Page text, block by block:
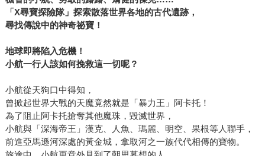
「X尋寶探險隊」探索散落世界各地的古代遺跡，
尋找傳說中的神奇祕寶！
地球即將陷入危機！
小航一行人該如何挽救這一切呢？
小航從天狗口中得知，
曾掀起世界大戰的天魔竟然就是「暴力王」阿卡托！
為了阻止阿卡托搶奪其他魔珠，毀滅世界，
小航與「深海帝王」漢克、人魚、瑪麗、明空、果根等人聯手，
前進亞馬遜河深處的黃金城，拿取河之一族代代相傳的寶物。